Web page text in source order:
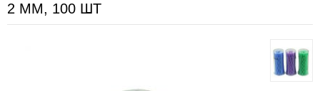
2 ММ, 100 ШТ